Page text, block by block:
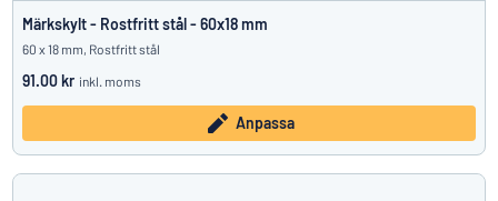
Märkskylt - Rostfritt stål - 60x18 mm
60 x 18 mm, Rostfritt stål
91.00 kr inkl. moms
Anpassa